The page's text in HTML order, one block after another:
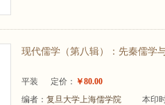
现代儒学（第八辑）：先秦儒学
平装 定价： ￥80.00
编者： 复旦大学上海儒学院
本印